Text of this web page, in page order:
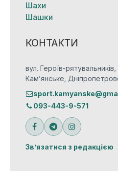
Шахи
Шашки
КОНТАКТИ
вул. Героїв-рятувальників,
Кам’янське,
093-443-9-571
Зв’язатися з редакцією